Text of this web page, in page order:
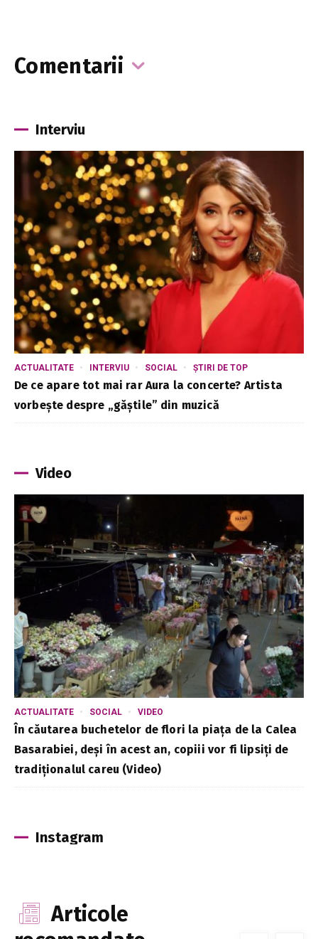
Comentarii
Interviu
ACTUALITATE INTERVIU SOCIAL ȘTIRI DE TOP
De ce apare tot mai rar Aura la concerte? Artista
vorbește despre „găștile” din muzică
Video
ACTUALITATE SOCIAL VIDEO
În căutarea buchetelor de flori la piața de la Calea
Basarabiei, deși în acest an, copiii vor fi lipsiți de
tradiționalul careu (Video)
Instagram
Articole